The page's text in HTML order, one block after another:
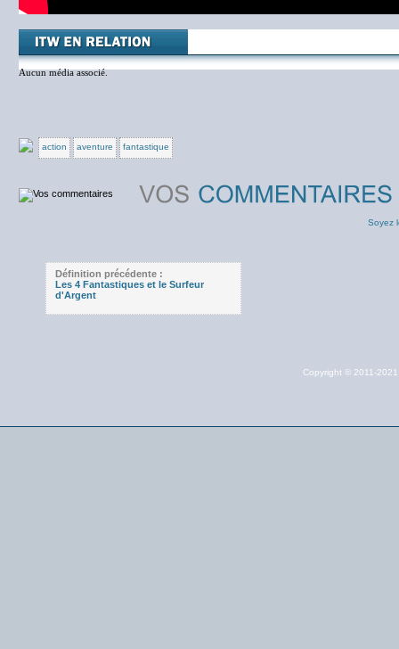
Aucun média associé.
action aventure fantastique
Soyez
Définition précédente :
Les 4 Fantastiques et le Surfeur
d'Argent
Copyright © 2011-